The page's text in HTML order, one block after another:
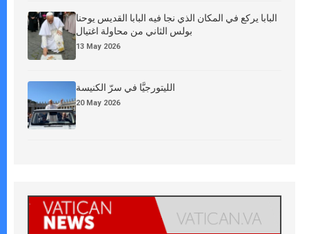
البابا يركع في المكان الذي نجا فيه البابا القديس يوحنا
بولس الثاني من محاولة اغتيال
13 May 2026
الليتورجيَّا في سرّ الكنيسة
20 May 2026